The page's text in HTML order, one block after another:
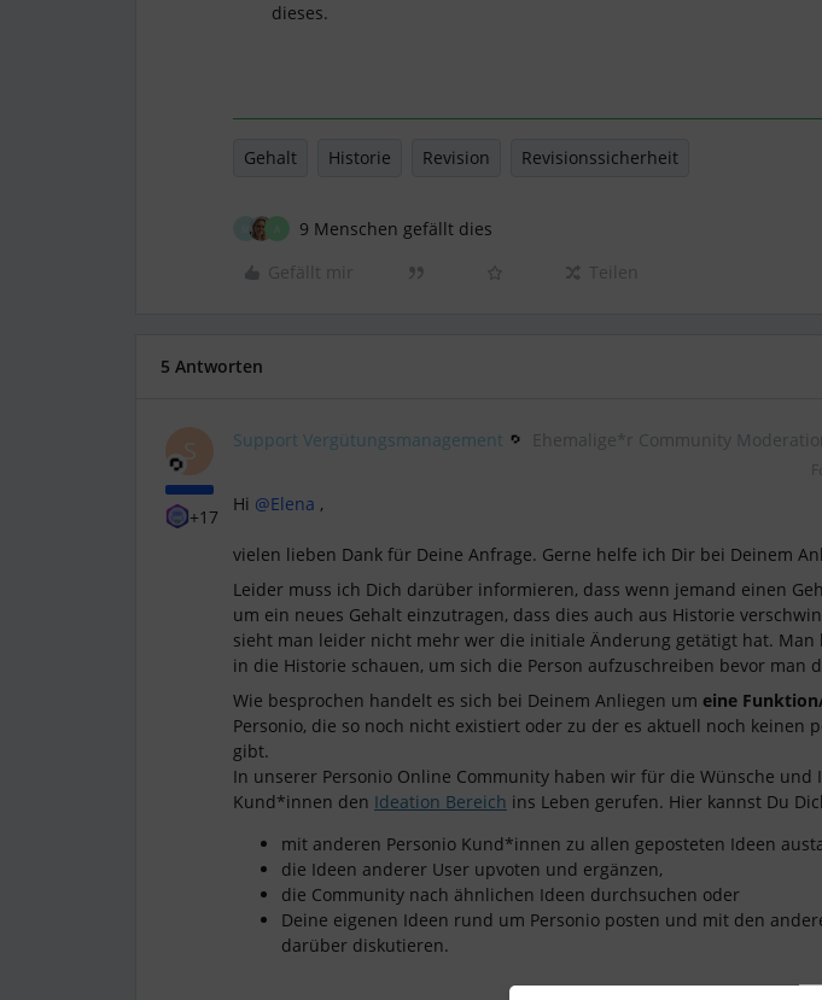
dieses.
Gehalt Historie Revision Revisionssicherheit
A
9 Menschen gefällt dies
Gefällt mir
Teilen
5 Antworten
S
+17
Support Vergütungsmanagement Ehemalige*r Community
Hi @Elena ,
vielen lieben Dank für Deine Anfrage. Gerne helfe ich Dir bei Deinem
Leider muss ich Dich darüber informieren, dass wenn jemand einen
um ein neues Gehalt einzutragen, dass dies auch aus Historie
sieht man leider nicht mehr wer die initiale Änderung getätigt hat. Man
in die Historie schauen, um sich die Person aufzuschreiben bevor man
Wie besprochen handelt es sich bei Deinem Anliegen um eine
Personio, die so noch nicht existiert oder zu der es aktuell noch keinen
gibt.
In unserer Personio Online Community haben wir für die Wünsche und
Kund*innen den Ideation Bereich ins Leben gerufen. Hier kannst Du
mit anderen Personio Kund*innen zu allen geposteten Ideen
die Ideen anderer User upvoten und ergänzen,
die Community nach ähnlichen Ideen durchsuchen oder
Deine eigenen Ideen rund um Personio posten und mit den
darüber diskutieren.